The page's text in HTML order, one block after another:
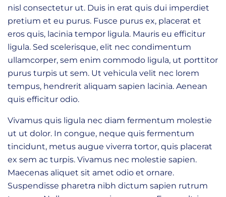
nisl consectetur ut. Duis in erat quis dui imperdiet
pretium et eu purus. Fusce purus ex, placerat et
eros quis, lacinia tempor ligula. Mauris eu efficitur
ligula. Sed scelerisque, elit nec condimentum
ullamcorper, sem enim commodo ligula, ut porttitor
purus turpis ut sem. Ut vehicula velit nec lorem
tempus, hendrerit aliquam sapien lacinia. Aenean
quis efficitur odio.
Vivamus quis ligula nec diam fermentum molestie
ut ut dolor. In congue, neque quis fermentum
tincidunt, metus augue viverra tortor, quis placerat
ex sem ac turpis. Vivamus nec molestie sapien.
Maecenas aliquet sit amet odio et ornare.
Suspendisse pharetra nibh dictum sapien rutrum